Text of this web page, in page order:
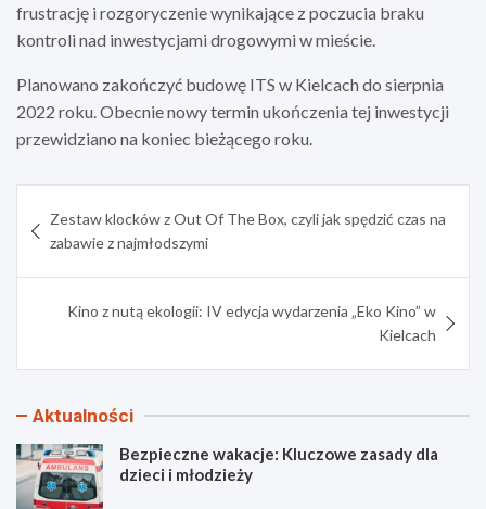
frustrację i rozgoryczenie wynikające z poczucia braku
kontroli nad inwestycjami drogowymi w mieście.
Planowano zakończyć budowę ITS w Kielcach do sierpnia
2022 roku. Obecnie nowy termin ukończenia tej inwestycji
przewidziano na koniec bieżącego roku.
wpisu
Zestaw klocków z Out Of The Box, czyli jak spędzić czas na
zabawie z najmłodszymi
Kino z nutą ekologii: IV edycja wydarzenia „Eko Kino” w
Kielcach
Aktualności
Bezpieczne wakacje: Kluczowe zasady dla
dzieci i młodzieży